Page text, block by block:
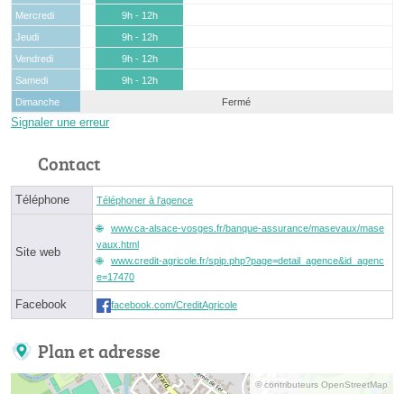
Mercredi
9h - 12h
Jeudi
9h - 12h
Vendredi
9h - 12h
Samedi
9h - 12h
Dimanche
Fermé
Signaler une erreur
Contact
Téléphone Téléphoner à l'agence
Site web
www.ca-alsace-vosges.fr/banque-assurance/masevaux/mase
vaux.html
www.credit-agricole.fr/spip.php?page=detail_agence&id_agenc
e=17470
Facebook facebook.com/CreditAgricole
Plan et adresse
© contributeurs OpenStreetMap